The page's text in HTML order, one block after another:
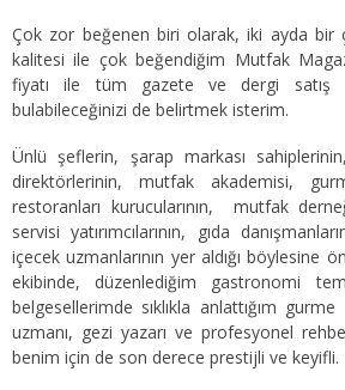
Çok zor beğenen biri olarak, iki ayda bir
kalitesi ile çok beğendiğim Mutfak
fiyatı ile tüm gazete ve dergi satış
bulabileceğinizi de belirtmek isterim.
Ünlü şeflerin, şarap markası
direktörlerinin, mutfak akademisi,
restoranları kurucularının, mutfak
servisi yatırımcılarının, gıda
içecek uzmanlarının yer aldığı böylesine
ekibinde, düzenlediğim gastronomi
belgesellerimde sıklıkla anlattığım
uzmanı, gezi yazarı ve profesyonel
benim için de son derece prestijli ve keyifli.